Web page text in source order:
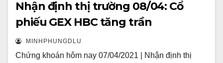
Nhận định thị trường 08/04: Cổ
phiếu GEX HBC tăng trần
MINHPHUNGDLU
Chứng khoán hôm nay 07/04/2021 | Nhận định thị